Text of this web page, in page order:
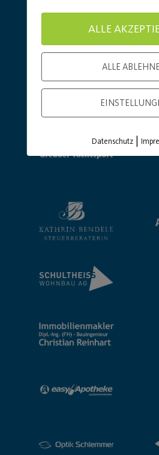
ALLE
ALLE
Datenschutz |